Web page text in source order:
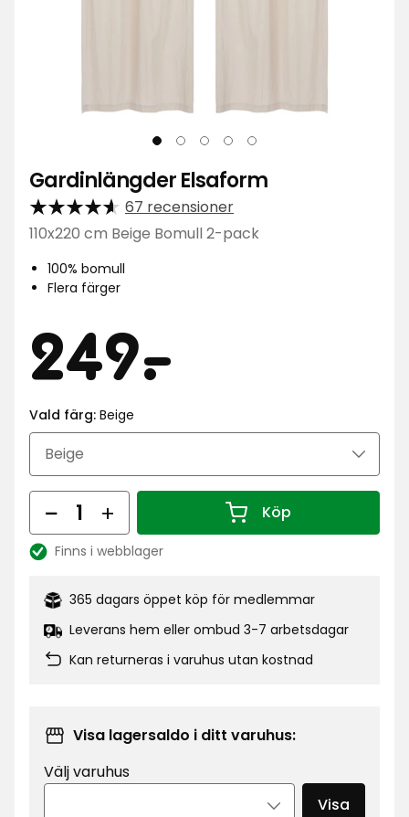
Gardinlängder Elsaform
67 recensioner
110x220 cm Beige Bomull 2-pack
100% bomull
Flera färger
Pris
249-
.
kr
Vald färg: Beige
Antal Köp
Antal 1
Lagersaldo:
Finns i webblager
365 dagars öppet köp för medlemmar
Leverans hem eller ombud 3-7 arbetsdagar
Kan returneras i varuhus utan kostnad
Visa lagersaldo i ditt varuhus:
Välj varuhus
Visa